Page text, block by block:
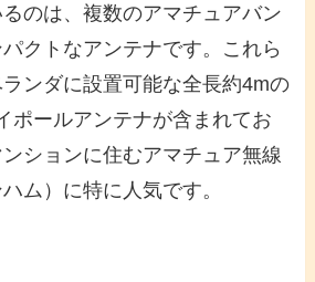
のは、複数のアマチュアバン
クトなアンテナです。これら
ンダに設置可能な全長約4mの
ポールアンテナが含まれてお
ションに住むアマチュア無線
ム）に特に人気です。